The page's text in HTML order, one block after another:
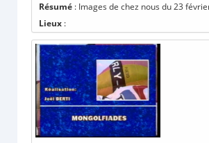
Résumé : Images de chez nous du 23
Lieux :